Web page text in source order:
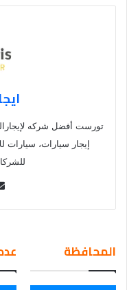
تورست أفضل شركه
المحافظة